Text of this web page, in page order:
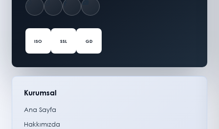
ISO SSL GD
Kurumsal
Ana Sayfa
Hakkımızda